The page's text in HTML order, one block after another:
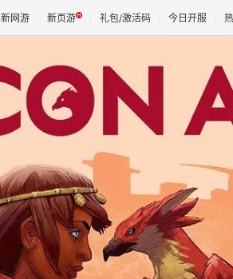
新网游 新页游 礼包/激活码 今日开服